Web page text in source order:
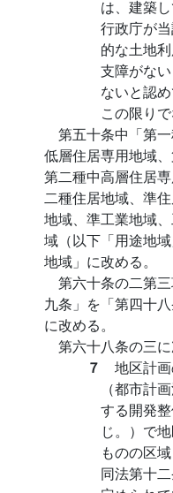
は、建築
行政庁が
的な土地
支障がな
ないと認
この限りで
第五十条中「第
低層住居専用地域
第二種中高層住居
二種住居地域、準
地域、準工業地域
域（以下「用途地
地域」に改める。
第六十条の二第
九条」を「第四十
に改める。
第六十八条の三に
７ 地区計
（都市計
する開発
じ。）で
ものの区
同法第十